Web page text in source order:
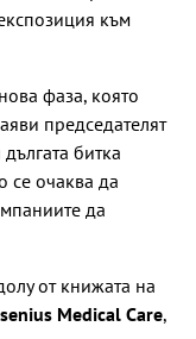
към
фаза, която
председателят
битка
се очаква да
да
от книжата на
Medical Care,